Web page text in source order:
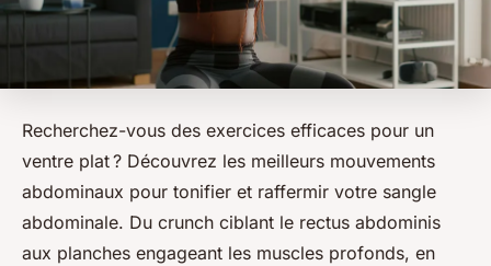
Recherchez-vous des exercices efficaces pour un
ventre plat ? Découvrez les meilleurs mouvements
abdominaux pour tonifier et raffermir votre sangle
abdominale. Du crunch ciblant le rectus abdominis
aux planches engageant les muscles profonds, en